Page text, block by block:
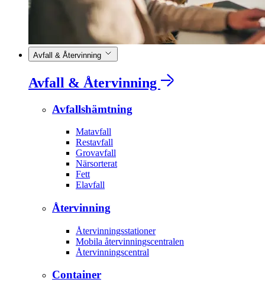
Avfall & Återvinning
Avfall & Återvinning
Avfallshämtning
Matavfall
Restavfall
Grovavfall
Närsorterat
Fett
Elavfall
Återvinning
Återvinningsstationer
Mobila återvinningscentralen
Återvinningscentral
Container